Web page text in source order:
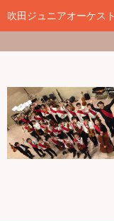
吹田ジュニアオーケス
ホーム
新着情報
活動目標
指導者ご紹介